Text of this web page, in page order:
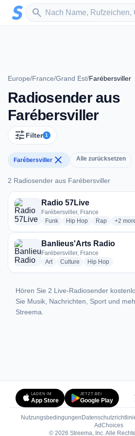
Zum Hauptinhalt springen
search
Sender suchen
Europe/France/Grand Est/Farébersviller
Radiosender aus
Farébersviller
tune Filter 1
Farébersviller close Alle zurücksetzen
2 Radiosender aus Farébersviller
2 Radiosender aus Farébersviller
Radio 57Live
Farébersviller, France
Funkradio stations
Hip Hopradio stations
Rapradio+2
Banlieus'Arts Radio
Farébersviller, France
Artradio stations
Culture radio stations
Hip Hopradio
Hören Sie 2 Live-Radiosender
Sie Musik, Nachrichten, Sport und
Streema.
LADEN IM
App Store
JETZT BEI
Google Play
Nutzungsbedingungen
AdChoices
© 2026 Streema, Inc. Alle